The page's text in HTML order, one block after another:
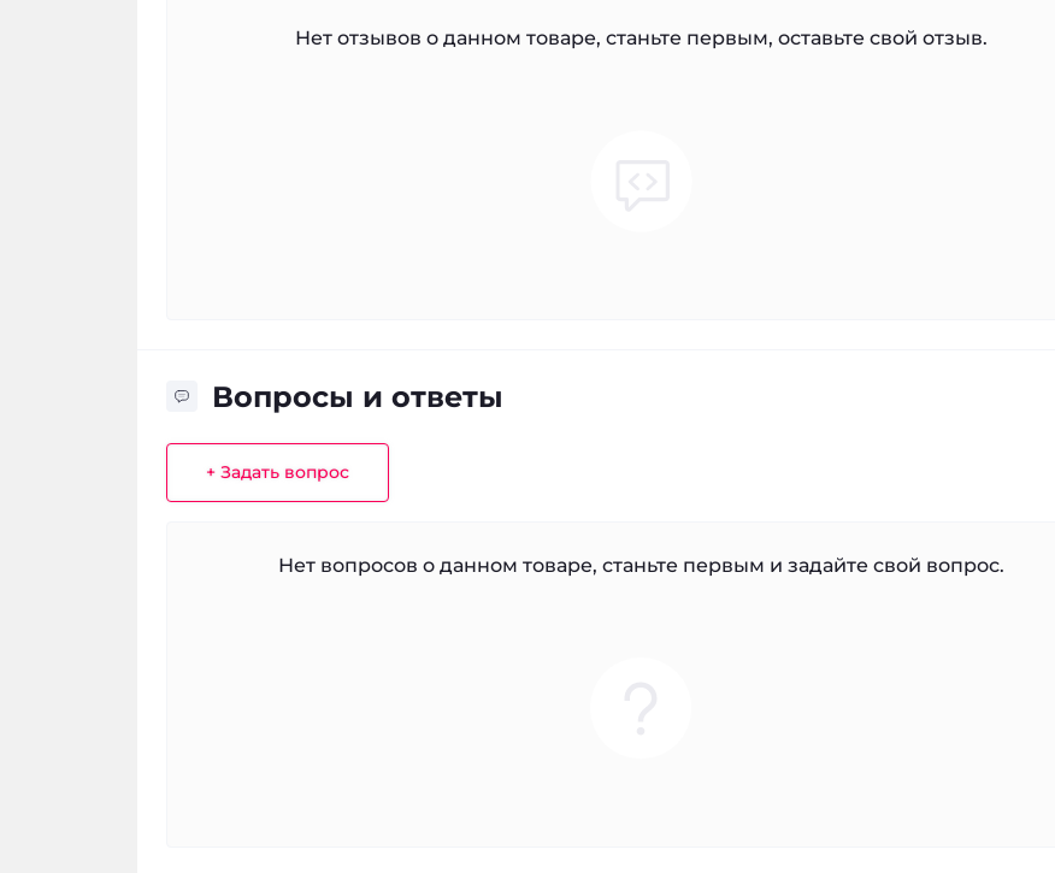
Нет отзывов о данном товаре, станьте первым, оставьте свой отзыв.
Вопросы и ответы
+ Задать вопрос
Нет вопросов о данном товаре, станьте первым и задайте свой вопрос.